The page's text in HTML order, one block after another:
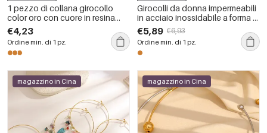
1 pezzo di collana girocollo
color oro con cuore in resina
leopardata
€4,23
Ordine min. di 1 pz.
Girocolli da donna impermeabili
in acciaio inossidabile a forma di
stella marina fai da te in stile
lussuoso
€5,89 €6,93
Ordine min. di 1 pz.
magazzino in Cina magazzino in Cina